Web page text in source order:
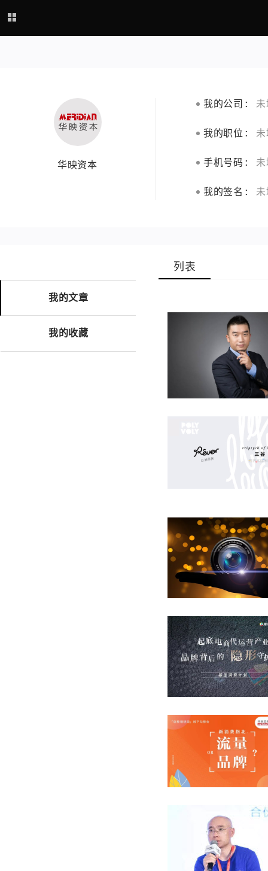
华映资本
我的公司:
我的职位:
手机号码:
我的签名:
我的文章
我的收藏
列表